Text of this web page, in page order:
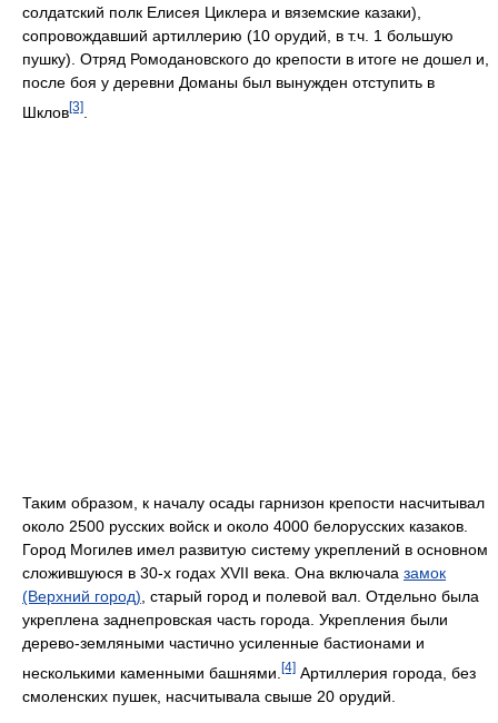
солдатский полк Елисея Циклера и вяземские казаки),
сопровождавший артиллерию (10 орудий, в т.ч. 1 большую
пушку). Отряд Ромодановского до крепости в итоге не дошел и,
после боя у деревни Доманы был вынужден отступить в
Шклов[3]
Таким образом, к началу осады гарнизон крепости насчитывал
около 2500 русских войск и около 4000 белорусских казаков.
Город Могилев имел развитую систему укреплений в основном
сложившуюся в 30-х годах XVII века. Она включала замок
(Верхний город) , старый город и полевой вал. Отдельно была
укреплена заднепровская часть города. Укрепления были
дерево-земляными частично усиленные бастионами и
несколькими каменными башнями. [4] Артиллерия города, без
смоленских пушек, насчитывала свыше 20 орудий.